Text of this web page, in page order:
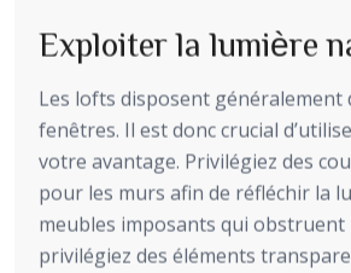
Exploiter la lumière
Les lofts disposent généralement
fenêtres. Il est donc crucial
votre avantage. Privilégiez des
pour les murs afin de réfléchir la
meubles imposants qui obstruent
privilégiez des éléments